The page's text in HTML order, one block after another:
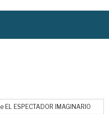
ESPECTADOR IMAGINARIO